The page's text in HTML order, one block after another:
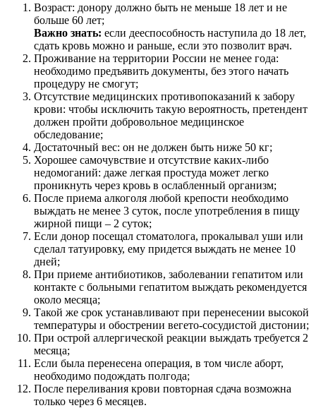
Возраст: донору должно быть не меньше 18 лет и не
больше 60 лет;
Важно знать: если дееспособность наступила до 18 лет,
сдать кровь можно и раньше, если это позволит врач.
Проживание на территории России не менее года:
необходимо предъявить документы, без этого начать
процедуру не смогут;
Отсутствие медицинских противопоказаний к забору
крови: чтобы исключить такую вероятность, претендент
должен пройти добровольное медицинское
обследование;
Достаточный вес: он не должен быть ниже 50 кг;
Хорошее самочувствие и отсутствие каких-либо
недомоганий: даже легкая простуда может легко
проникнуть через кровь в ослабленный организм;
После приема алкоголя любой крепости необходимо
выждать не менее 3 суток, после употребления в пищу
жирной пищи – 2 суток;
Если донор посещал стоматолога, прокалывал уши или
сделал татуировку, ему придется выждать не менее 10
дней;
При приеме антибиотиков, заболевании гепатитом или
контакте с больными гепатитом выждать рекомендуется
около месяца;
Такой же срок устанавливают при перенесении высокой
температуры и обострении вегето-сосудистой дистонии;
При острой аллергической реакции выждать требуется 2
месяца;
Если была перенесена операция, в том числе аборт,
необходимо подождать полгода;
После переливания крови повторная сдача возможна
только через 6 месяцев.